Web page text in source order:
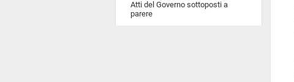
Atti del Governo sottoposti a
parere